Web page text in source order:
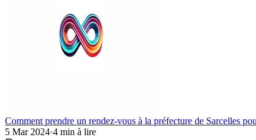
Comment prendre un rendez-vous à la préfecture de Sarcelles
5 Mar 2024·4 min à lire